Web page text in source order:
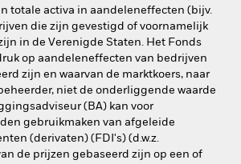
totale activa in aandeleneffecten (bijv.
die zijn gevestigd of voornamelijk
in de Verenigde Staten. Het Fonds
op aandeleneffecten van bedrijven
zijn en waarvan de marktkoers, naar
niet de onderliggende waarde
(BA) kan voor
gebruikmaken van afgeleide
(derivaten) (FDI's) (d.w.z.
de prijzen gebaseerd zijn op een of